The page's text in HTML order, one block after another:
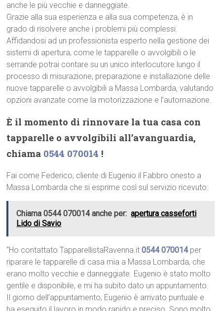
anche le più vecchie e danneggiate.
Grazie alla sua esperienza e alla sua competenza, è in
grado di risolvere anche i problemi più complessi.
Affidandosi ad un professionista esperto nella gestione dei
sistemi di apertura, come le tapparelle o avvolgibili o le
serrande potrai contare su un unico interlocutore lungo il
processo di misurazione, preparazione e installazione delle
nuove tapparelle o avvolgibili a Massa Lombarda, valutando
opzioni avanzate come la motorizzazione e l’automazione.
È il momento di rinnovare la tua casa con
tapparelle o avvolgibili all’avanguardia,
chiama 0544 070014 !
Fai come Federico, cliente di Eugenio il Fabbro onesto a
Massa Lombarda che si esprime così sul servizio ricevuto:
Chiama 0544 070014 anche per: apertura casseforti
Lido di Savio
“Ho contattato TapparellistaRavenna.it0544 070014per
riparare le tapparelle di casa mia a Massa Lombarda, che
erano molto vecchie e danneggiate. Eugenio è stato molto
gentile e disponibile, e mi ha subito dato un appuntamento.
Il giorno dell’appuntamento, Eugenio è arrivato puntuale e